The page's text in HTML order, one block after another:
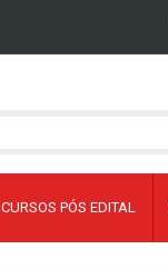
CURSOS PÓS EDITAL